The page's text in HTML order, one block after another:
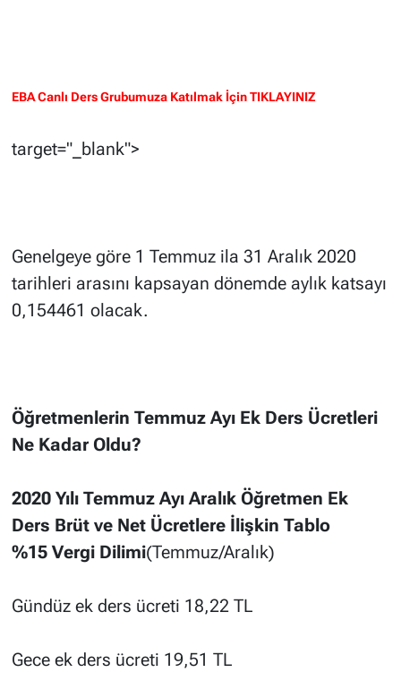
EBA Canlı Ders Grubumuza Katılmak İçin TIKLAYINIZ
target="_blank">
Genelgeye göre 1 Temmuz ila 31 Aralık 2020
tarihleri arasını kapsayan dönemde aylık katsayı
0,154461 olacak.
Öğretmenlerin Temmuz Ayı Ek Ders Ücretleri
Ne Kadar Oldu?
2020 Yılı Temmuz Ayı Aralık Öğretmen Ek
Ders Brüt ve Net Ücretlere İlişkin Tablo
%15 Vergi Dilimi(Temmuz/Aralık)
Gündüz ek ders ücreti 18,22 TL
Gece ek ders ücreti 19,51 TL